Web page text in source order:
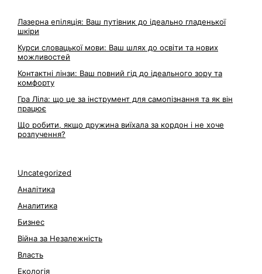
Лазерна епіляція: Ваш путівник до ідеально гладенької
шкіри
Курси словацької мови: Ваш шлях до освіти та нових
можливостей
Контактні лінзи: Ваш повний гід до ідеального зору та
комфорту
Гра Ліла: що це за інструмент для самопізнання та як він
працює
Що робити, якщо дружина виїхала за кордон і не хоче
розлучення?
Uncategorized
Аналітика
Аналитика
Бизнес
Війна за Незалежність
Власть
Екологія